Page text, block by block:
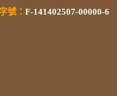
號 ： F-141402507-00000-6